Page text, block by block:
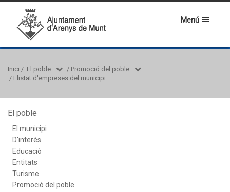
Menú
Inici / El poble / Promoció del poble
/ Llistat d'empreses del municipi
El poble
El municipi
D'interès
Educació
Entitats
Turisme
Promoció del poble